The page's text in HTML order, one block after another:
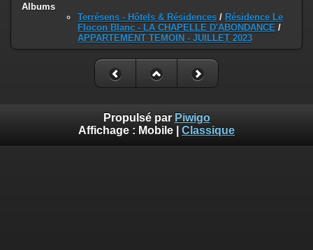
Albums
Terrésens - Hôtels & Résidences / Résidence Le
Flocon Blanc - LA CHAPELLE D'ABONDANCE /
APPARTEMENT TEMOIN - JUILLET 2023
Propulsé par Piwigo
Affichage : Mobile Classique